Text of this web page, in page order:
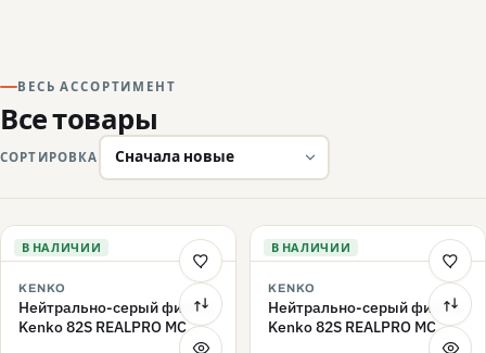
ВЕСЬ АССОРТИМЕНТ
Все товары
СОРТИРОВКА
В НАЛИЧИИ
KENKO
Нейтрально-серый фильтр
Kenko 82S REALPRO MC
В НАЛИЧИИ
KENKO
Нейтрально-серый фильтр
Kenko 82S REALPRO MC